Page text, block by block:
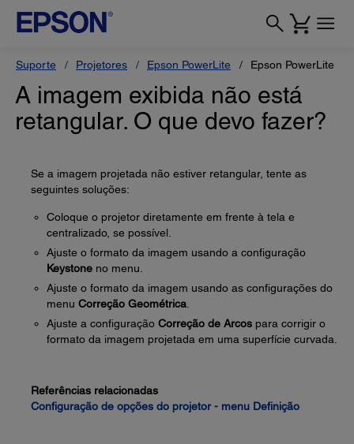
Suporte Projetores Epson PowerLite Epson PowerLite
A imagem exibida não está
retangular. O que devo fazer?
Se a imagem projetada não estiver retangular, tente as
seguintes soluções:
Coloque o projetor diretamente em frente à tela e
centralizado, se possível.
Ajuste o formato da imagem usando a configuração
Keystone no menu.
Ajuste o formato da imagem usando as configurações do
menu Correção Geométrica
Ajuste a configuração Correção de Arcos para corrigir o
formato da imagem projetada em uma superfície curvada.
Referências relacionadas
Configuração de opções do projetor - menu Definição